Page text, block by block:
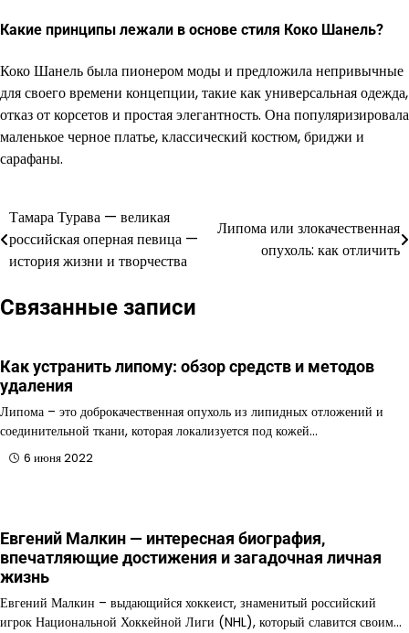
Какие принципы лежали в основе стиля Коко Шанель?
Коко Шанель была пионером моды и предложила непривычные
для своего времени концепции, такие как универсальная одежда,
отказ от корсетов и простая элегантность. Она популяризировала
маленькое черное платье, классический костюм, бриджи и
сарафаны.
Навигация
по
Тамара Турава — великая
российская оперная певица —
история жизни и творчества
Липома или злокачественная
опухоль: как отличить
Связанные записи
Как устранить липому: обзор средств и методов
удаления
Липома – это доброкачественная опухоль из липидных отложений и
соединительной ткани, которая локализуется под кожей…
6 июня 2022
Евгений Малкин — интересная биография,
впечатляющие достижения и загадочная личная
жизнь
Евгений Малкин – выдающийся хоккеист, знаменитый российский
игрок Национальной Хоккейной Лиги (NHL), который славится своим…